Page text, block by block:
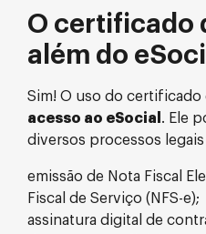
O certificado
além do
Sim! O uso do certificado
acesso ao eSocial . Ele
diversos processos
emissão de Nota Fiscal
Fiscal de Serviço (NFS-e);
assinatura digital de